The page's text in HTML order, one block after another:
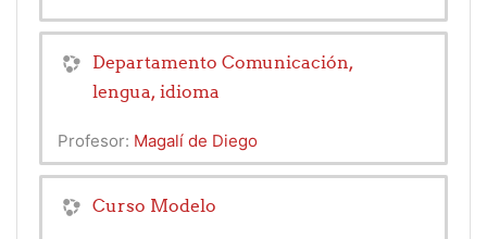
Departamento Comunicación,
lengua, idioma
Profesor: Magalí de Diego
Curso Modelo